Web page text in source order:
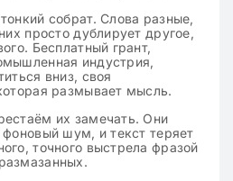
собрат. Слова разные,
просто дублирует другое,
Бесплатный грант,
индустрия,
вниз, своя
размывает мысль.
их замечать. Они
шум, и текст теряет
точного выстрела фразой